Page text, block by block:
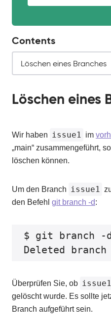
Löschen eines
Wir haben issue1 im
„main“ zusammengeführt,
löschen können.
Um den Branch issue1
den Befehl git branch -d:
$ git branch -
Überprüfen Sie, ob issue1
gelöscht wurde. Es sollte
Branch aufgeführt sein.
Contents
Löschen eines Branches